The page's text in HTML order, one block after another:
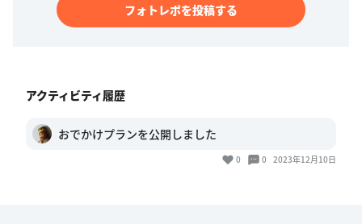
フォトレポを投稿する
アクティビティ履歴
おでかけプランを公開しました
0 0 2023年12月10日